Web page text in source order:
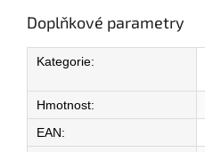
Doplňkové parametry
Kategorie:
Hmotnost:
EAN: